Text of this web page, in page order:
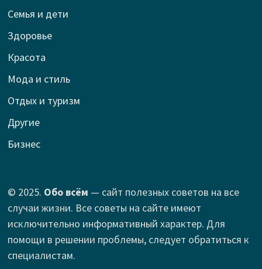
Семья и дети
Здоровье
Красота
Мода и стиль
Отдых и туризм
Другие
Бизнес
© 2025. Обо всём — сайт полезных советов на все
случаи жизни. Все советы на сайте имеют
исключительно информативный характер. Для
помощи в решении проблемы, следует обратиться к
специалистам.